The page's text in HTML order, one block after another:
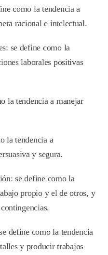
como la tendencia a
racional e intelectual.
se define como la
laborales positivas
la tendencia a manejar
la tendencia a
y segura.
se define como la
propio y el de otros, y
define como la tendencia
y producir trabajos